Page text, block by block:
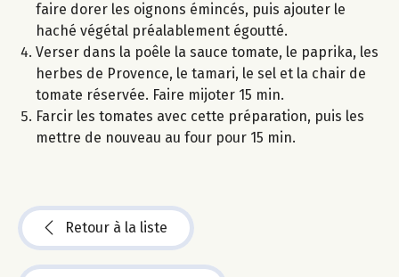
faire dorer les oignons émincés, puis ajouter le
haché végétal préalablement égoutté.
Verser dans la poêle la sauce tomate, le paprika, les
herbes de Provence, le tamari, le sel et la chair de
tomate réservée. Faire mijoter 15 min.
Farcir les tomates avec cette préparation, puis les
mettre de nouveau au four pour 15 min.
Retour à la liste